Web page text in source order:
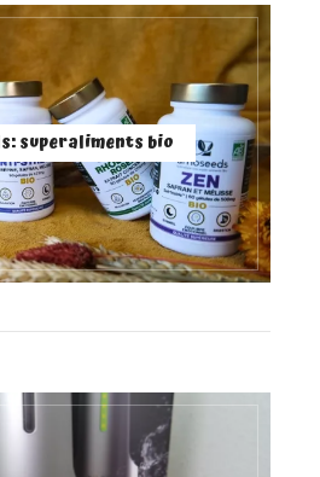
superaliments bio